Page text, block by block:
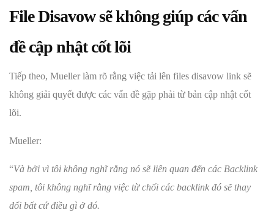
FileDisavow sẽ không giúp các vấn
đề cập nhật cốt lõi
Tiếp theo, Mueller làm rõ rằng việc tải lên files disavow link sẽ
không giải quyết được các vấn đề gặp phải từ bản cập nhật cốt
lõi.
Mueller:
“Và bởi vì tôi không nghĩ rằng nó sẽ liên quan đến các Backlink
spam, tôi không nghĩ rằng việc từ chối các backlink đó sẽ thay
đổi bất cứ điều gì ở đó.